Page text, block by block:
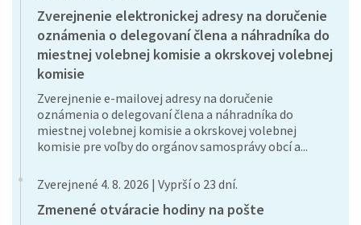
Zverejnenie elektronickej adresy na doručenie
oznámenia o delegovaní člena a náhradníka do
miestnej volebnej komisie a okrskovej volebnej
komisie
Zverejnenie e-mailovej adresy na doručenie
oznámenia o delegovaní člena a náhradníka do
miestnej volebnej komisie a okrskovej volebnej
komisie pre voľby do orgánov samosprávy obcí a...
Zverejnené 4. 8. 2026 | Vyprší o 23 dní.
Zmenené otváracie hodiny na pošte